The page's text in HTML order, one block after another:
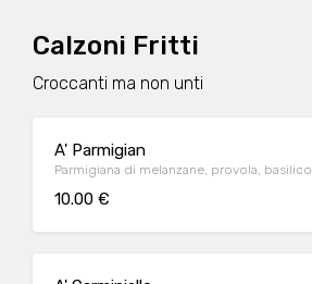
Calzoni Fritti
Croccanti ma non unti
A' Parmigian
Parmigiana di melanzane, provola, basilico
10.00 €